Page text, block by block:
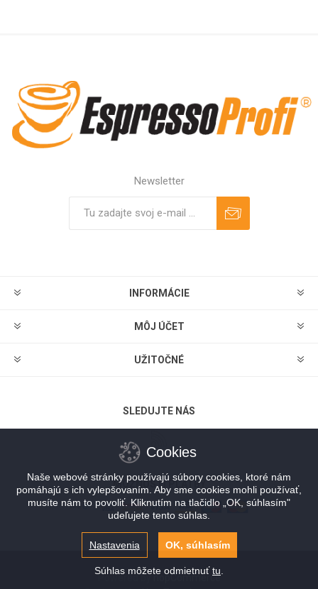
Newsletter
INFORMÁCIE
MÔJ ÚČET
UŽITOČNÉ
SLEDUJTE NÁS
MOŽNOSTI PLATBY
Powered bynopCommerce
Cookies
Naše webové stránky používajú súbory cookies, ktoré nám
pomáhajú s ich vylepšovaním. Aby sme cookies mohli používať,
musíte nám to povoliť. Kliknutím na tlačidlo „OK, súhlasím"
udeľujete tento súhlas.
Nastavenia OK, súhlasím
Súhlas môžete odmietnuťtu